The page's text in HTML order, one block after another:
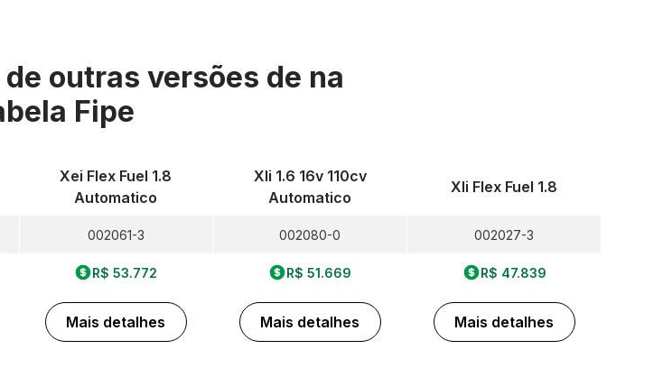
outras versões de na
Fipe
Xei Flex Fuel 1.8
Automatico
002061-3
R$ 53.772
Mais detalhes
Xli 1.6 16v 110cv
Automatico
002080-0
R$ 51.669
Mais detalhes
Xli Flex Fuel 1.8
002027-3
R$ 47.839
Mais detalhes